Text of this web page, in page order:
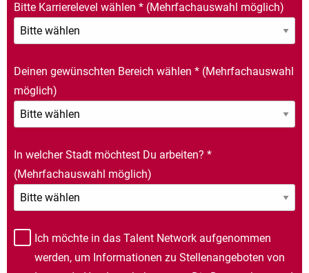
Bitte Karrierelevel wählen * (Mehrfachauswahl möglich)
Deinen gewünschten Bereich wählen * (Mehrfachauswahl
möglich)
In welcher Stadt möchtest Du arbeiten? *
(Mehrfachauswahl möglich)
Ich möchte in das Talent Network aufgenommen
werden, um Informationen zu Stellenangeboten von